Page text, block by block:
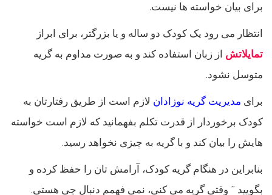
برای بیان خواسته ها نیست.
انتظار می رود یک کودک دو ساله و یا بزرگتر، برای ابراز
تمایلاتش از زبان استفاده کند و به صورت مداوم به گریه
متوسل نشود.
برای مدیریت گریه نوزادان لازم است از طریق رفتارتان به
کودک برخوردار از قدرت تکلم بفهمانید که لازم است خواسته
هایش را بیان کند و با گریه به چیزی نخواهد رسید.
بنابراین در هنگام گریه کودک، آرامش تان را حفظ کرده و
بگویید ” وقتی گریه می کنی، نمی فهمم دنبال چی هستی.